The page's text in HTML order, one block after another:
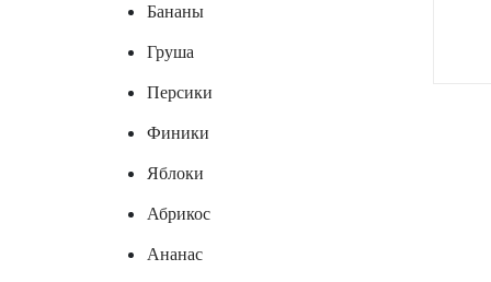
Бананы
Груша
Персики
Финики
Яблоки
Абрикос
Ананас